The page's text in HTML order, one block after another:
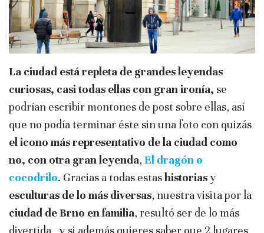
La ciudad está repleta de grandes leyendas
curiosas, casi todas ellas con gran ironía, se
podrían escribir montones de post sobre ellas, así
que no podía terminar éste sin una foto con quizás
el icono más representativo de la ciudad como
no, con otra gran leyenda, El dragón o
cocodrilo. Gracias a todas estashistoriasy
esculturas de lo más diversas, nuestra visita por la
ciudad de Brno en familia, resultó ser de lo más